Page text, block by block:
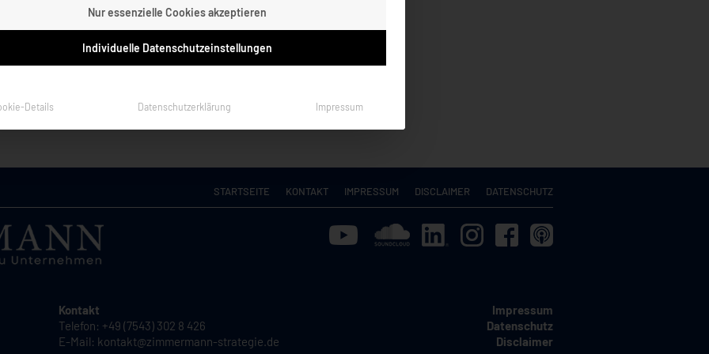
DATENSCHUTZ
DISCLAIMER
IMPRESSUM
KONTAKT
STARTSEITE
Kontakt
Telefon: +49 (7543) 302 8 426
E-Mail: kontakt@zimmermann-strategie.de
Impressum
Datenschutz
Disclaimer
Nur essenzielle Cookies akzeptieren
Individuelle Datenschutzeinstellungen
Details Datenschutzerklärung Impressum